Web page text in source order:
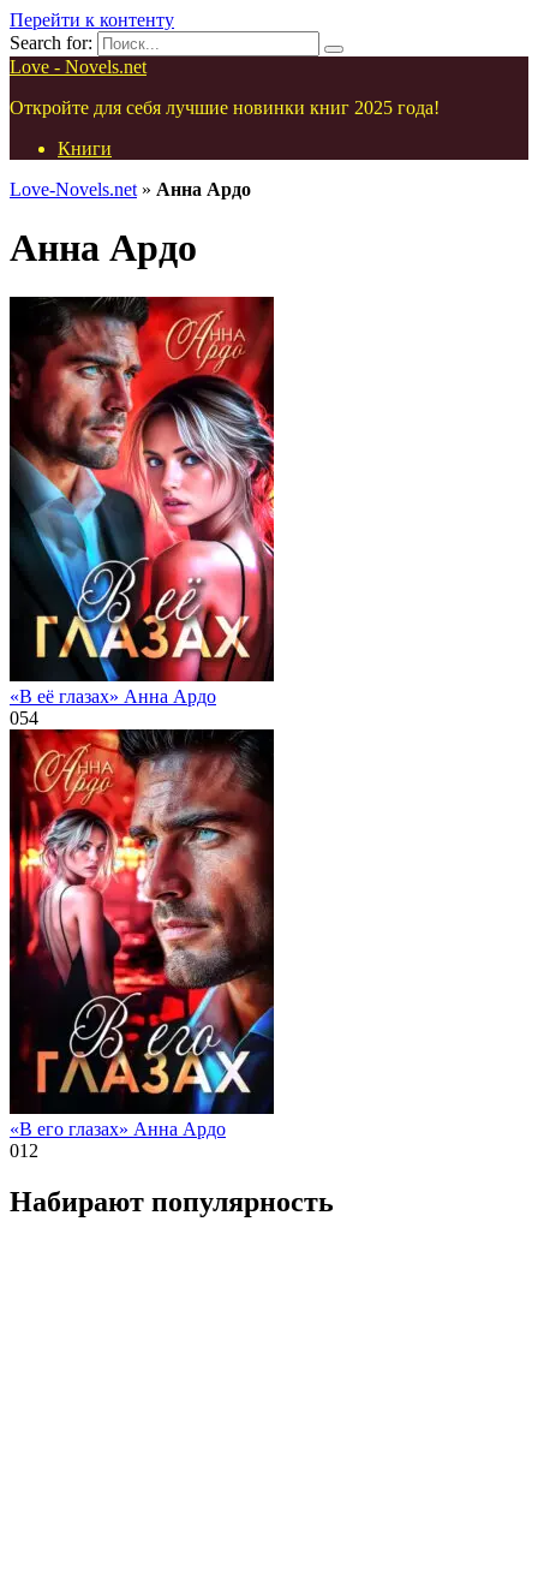
Перейти к контенту
Search for:
Love - Novels.net
Откройте для себя лучшие новинки книг 2025 года!
Книги
Love-Novels.net » Анна Ардо
Анна Ардо
«В её глазах» Анна Ардо
054
«В его глазах» Анна Ардо
012
Набирают популярность